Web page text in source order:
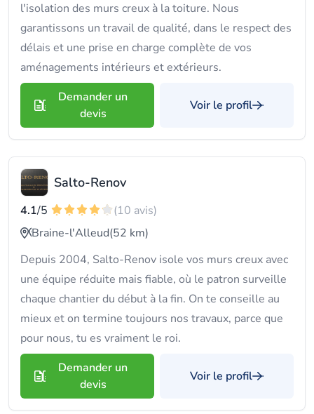
l'isolation des murs creux à la toiture. Nous
garantissons un travail de qualité, dans le respect des
délais et une prise en charge complète de vos
aménagements intérieurs et extérieurs.
Demander un
devis
Voir le profil
Salto-Renov
4.1/5
(10 avis)
Braine-l'Alleud(52 km)
Depuis 2004, Salto-Renov isole vos murs creux avec
une équipe réduite mais fiable, où le patron surveille
chaque chantier du début à la fin. On te conseille au
mieux et on termine toujours nos travaux, parce que
pour nous, tu es vraiment le roi.
Demander un
devis
Voir le profil